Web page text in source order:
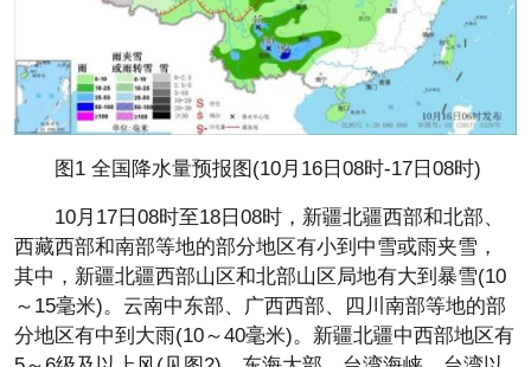
图1 全国降水量预报图(10月16日08时-17日08时)
10月17日08时至18日08时，新疆北疆西部和北部、
西藏西部和南部等地的部分地区有小到中雪或雨夹雪，
其中，新疆北疆西部山区和北部山区局地有大到暴雪(10
～15毫米)。云南中东部、广西西部、四川南部等地的部
分地区有中到大雨(10～40毫米)。新疆北疆中西部地区有